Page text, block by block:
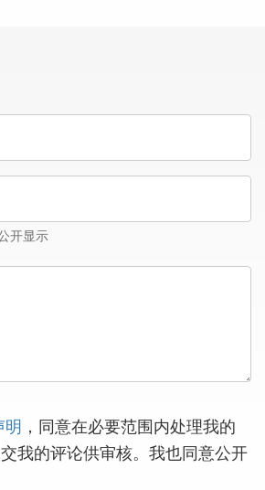
开显示
明 ，同意在必要范围内处理我的
我的评论供审核。我也同意公开